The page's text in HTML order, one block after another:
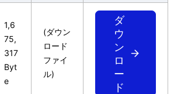
利益、特別な事情から生じた損害（損害発
得た場合を含みます。）および第三者から
にもとづく損害について一切責任を負いま
かなる方法によっても許諾プログラムおよ
1,6
75,
317
Byt
e
(ダウン
ロード
ファイ
ル)
ダ
ウ
ン
ロ
ー
ド